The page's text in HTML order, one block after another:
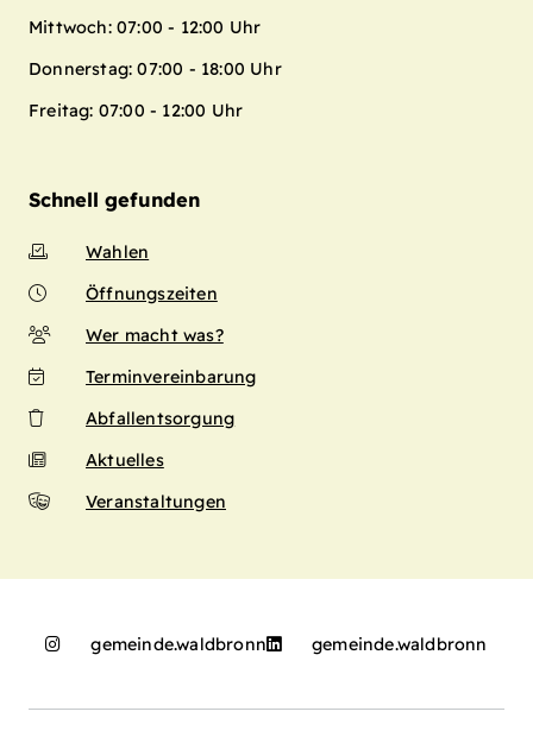
Mittwoch: 07:00 - 12:00 Uhr
Donnerstag: 07:00 - 18:00 Uhr
Freitag: 07:00 - 12:00 Uhr
Schnell gefunden
Wahlen
Öffnungszeiten
Wer macht was?
Terminvereinbarung
Abfallentsorgung
Aktuelles
Veranstaltungen
gemeinde.waldbronn gemeinde.waldbronn